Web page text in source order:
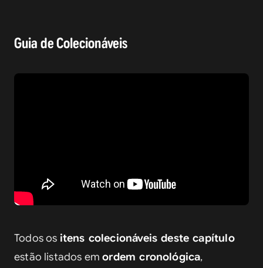
Guia de Colecionáveis
Todos os itens colecionáveis deste capítulo
estão listados em ordem cronológica,